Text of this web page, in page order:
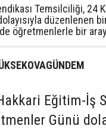
Temsilciliği, 24
düzenlenen
öğretmenlerle bir
Eğitim-İş
Günü